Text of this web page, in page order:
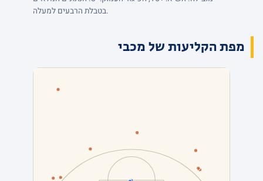
בטבלת הרבעים למעלה.
מפת הקליעות של מכבי